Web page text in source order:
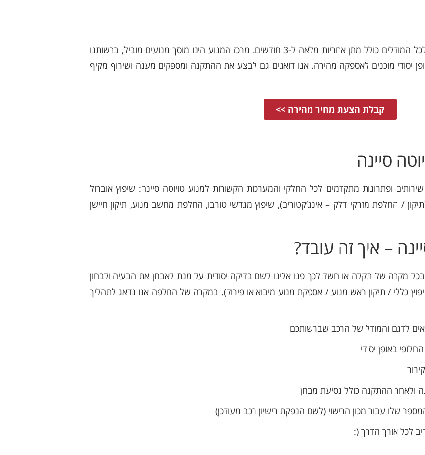
החלפת מנוע טויוטה סיינה מיבוא / פירוק לכל המודלים כולל מתן אחריות מלאה ל-3 חודשים. מרכז המנוע הינו מוסך מנועים מוביל, ברשותנו
יסודי מוכנים לאספקה מהירה. אנו דואגים גם לבצע את ההתקנה ומספקים מענה ושירוף מקיף
קבלת הצעת מחיר מהירה >>
סיינה
ופתרונות מתקדמים לכל החלקי והמערכות הקשורות למנוע טויוטה סיינה: שיפוץ אוברול
/ החלפת מזרקי דלק – אינג’קטורים), שיפוץ מגדשי טורבו, החלפת מחשב מנוע, תיקון חיישן
– איך זה עובד?
מקרה של תקלה או חשד לכך פנו אלינו לשם בדיקה יסודית על מנת לאבחן את הבעיה ולבחון
כללי / תיקון ראש מנוע / אספקת מנוע מיבוא או פירוק). במקרה של החלפה אנו נדאג לתהליך
לדגם והמודל של הרכב שברשותכם
באופן יסודי
ולאחר ההתקנה כולל נסיעת מבחן
שלו עבור מכון הרישוי (לשם הנפקת רישיון רכב מעודכן)
לכל אורך הדרך (: